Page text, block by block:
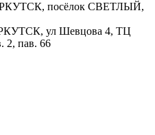
посёлок СВЕТЛЫЙ,
ул Шевцова 4, ТЦ
пав. 66